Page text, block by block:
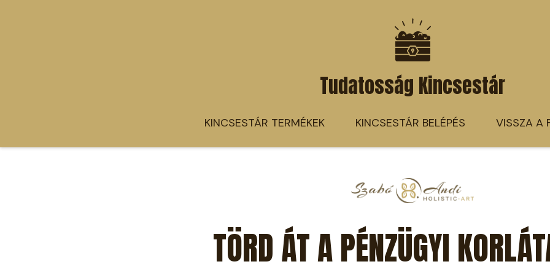
Tudatosság Kincsestár
KINCSESTÁR TERMÉKEK KINCSESTÁR BELÉPÉS VISSZA A
TÖRD ÁT A PÉNZÜGYI